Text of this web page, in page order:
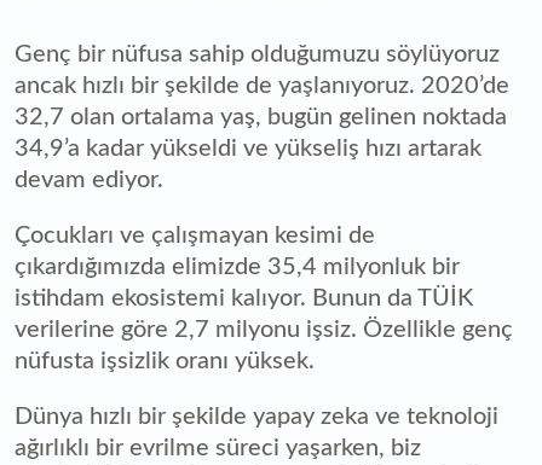
Genç bir nüfusa sahip olduğumuzu söylüyoruz
ancak hızlı bir şekilde de yaşlanıyoruz. 2020’de
32,7 olan ortalama yaş, bugün gelinen noktada
34,9’a kadar yükseldi ve yükseliş hızı artarak
devam ediyor.
Çocukları ve çalışmayan kesimi de
çıkardığımızda elimizde 35,4 milyonluk bir
istihdam ekosistemi kalıyor. Bunun da TÜİK
verilerine göre 2,7 milyonu işsiz. Özellikle genç
nüfusta işsizlik oranı yüksek.
Dünya hızlı bir şekilde yapay zeka ve teknoloji
ağırlıklı bir evrilme süreci yaşarken, biz